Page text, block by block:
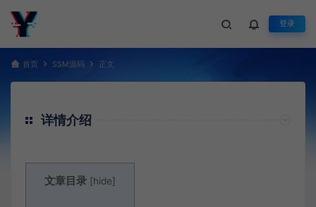
登录
首页 SSM源码 正文
详情介绍
文章目录 [hide]